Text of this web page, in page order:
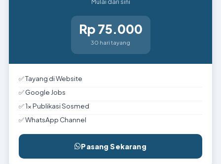
Rp 75.000
30 hari tayang
✅ Tayang di Website
✅ Google Jobs
✅ 1x Publikasi Sosmed
✅ WhatsApp Channel
Pasang Sekarang